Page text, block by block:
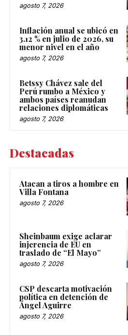
agosto 7, 2026
Inflación anual se ubicó en
3.12 % en julio de 2026, su
menor nivel en el año
agosto 7, 2026
Betssy Chávez sale del
Perú rumbo a México y
ambos países reanudan
relaciones diplomáticas
agosto 7, 2026
Destacadas
Atacan a tiros a hombre en
Villa Fontana
agosto 7, 2026
Sheinbaum exige aclarar
injerencia de EU en
traslado de “El Mayo”
agosto 7, 2026
CSP descarta motivación
política en detención de
Ángel Aguirre
agosto 7, 2026